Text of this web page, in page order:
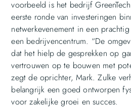
voorbeeld is het bedrijf
eerste ronde van investeringen
netwerkevenement in een
een bedrijvencentrum. “De
dat het hielp de gesprekken op
vertrouwen op te bouwen met
zegt de oprichter, Mark. Zulke
belangrijk een goed ontworpen
voor zakelijke groei en succes.